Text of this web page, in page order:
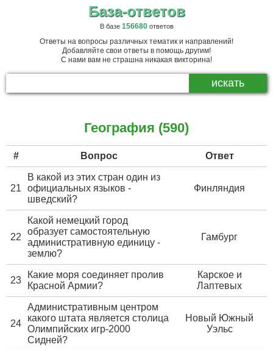
База-ответов
В базе 156680ответов
Ответы на вопросы различных тематик и направлений!
Добавляйте свои ответы в помощь другим!
С нами вам не страшна никакая викторина!
География (590)
# Вопрос Ответ
21
В какой из этих стран один из
официальных языков -
шведский?
Финляндия
22
Какой немецкий город
образует самостоятельную
административную единицу -
землю?
Гамбург
23
Какие моря соединяет пролив
Красной Армии?
Карское и
Лаптевых
24
Административным центром
какого штата является столица
Олимпийских игр-2000
Сидней?
Новый Южный
Уэльс